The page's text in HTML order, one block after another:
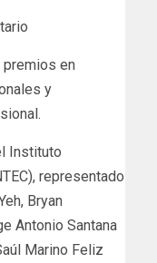
en
y
Instituto
representado
Bryan
Antonio Santana
Marino Feliz